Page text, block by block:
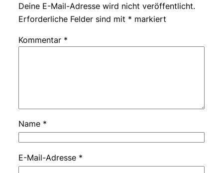
Deine E-Mail-Adresse wird nicht veröffentlicht.
Erforderliche Felder sind mit * markiert
Kommentar *
Name *
E-Mail-Adresse *